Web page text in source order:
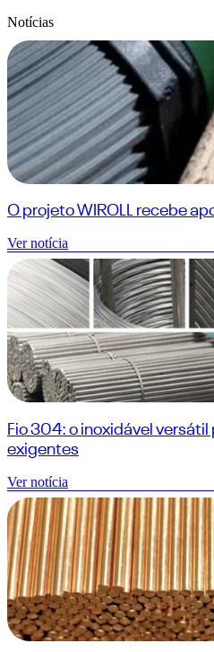
Notícias
O projeto WIROLL recebe
Ver notícia
Fio 304: o inoxidável
exigentes
Ver notícia